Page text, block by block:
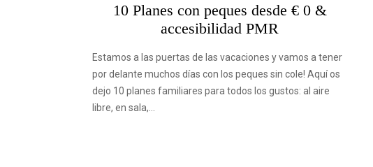
10 Planes con peques desde € 0 &
accesibilidad PMR
Estamos a las puertas de las vacaciones y vamos a tener
por delante muchos días con los peques sin cole! Aquí os
dejo 10 planes familiares para todos los gustos: al aire
libre, en sala,…